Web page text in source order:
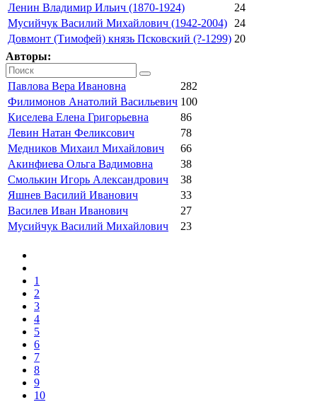
Ленин Владимир Ильич (1870-1924)
24
Мусийчук Василий Михайлович (1942-2004)
24
Довмонт (Тимофей) князь Псковский (?-1299) 20
Авторы:
Павлова Вера Ивановна
282
Филимонов Анатолий Васильевич 100
Киселева Елена Григорьевна
86
Левин Натан Феликсович
78
Медников Михаил Михайлович
66
Акинфиева Ольга Вадимовна
38
Смолькин Игорь Александрович
38
Яшнев Василий Иванович
33
Василев Иван Иванович
27
Мусийчук Василий Михайлович
23
1
2
3
4
5
6
7
8
9
10